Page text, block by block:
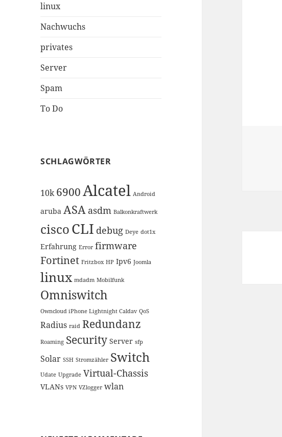
linux
Nachwuchs
privates
Server
Spam
To Do
SCHLAGWÖRTER
10k 6900Alcatel Android
aruba ASA asdm Balkonkraftwerk
ciscoCLI debug Deye dot1x
Erfahrung Error firmware
Fortinet Fritzbox HP Ipv6 Joomla
linux mdadm Mobilfunk
Omniswitch
Owncloud iPhone Lightnight Caldav QoS
Radius raid Redundanz
Roaming Security Server sfp
Solar SSH Stromzähler Switch
Udate Upgrade Virtual-Chassis
VLANs VPN VZlogger wlan